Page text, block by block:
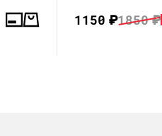
1150₽1850₽